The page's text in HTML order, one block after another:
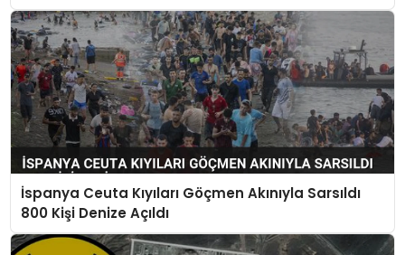
İspanya Ceuta Kıyıları Göçmen Akınıyla Sarsıldı
800 Kişi Denize Açıldı